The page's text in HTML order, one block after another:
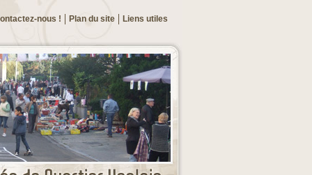
Liens utiles
Plan du site
nous !